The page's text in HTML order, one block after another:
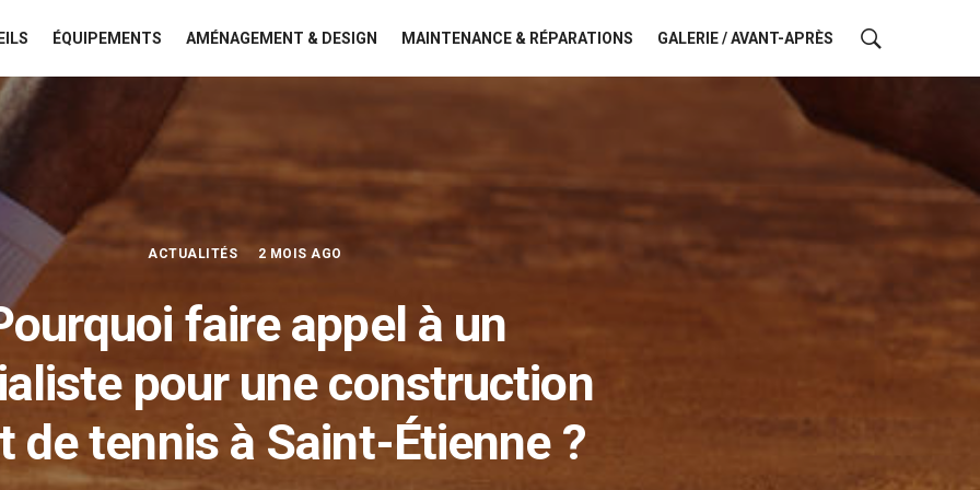
ÉQUIPEMENTS AMÉNAGEMENT & DESIGN MAINTENANCE & RÉPARATIONS GALERIE / AVANT-APRÈS
ACTUALITÉS 2 MOIS AGO
faire appel à un
pour une construction
de tennis à Saint-Étienne ?